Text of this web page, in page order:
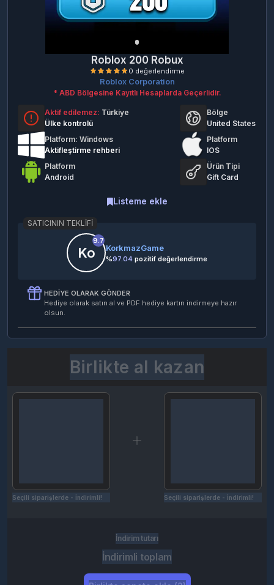
Roblox 200 Robux
0 değerlendirme
Roblox Corporation
* ABD Bölgesine Kayıtlı Hesaplarda Geçerlidir.
Aktif edilemez: Türkiye
Ülke kontrolü
Bölge
United States
Platform: Windows
Aktifleştirme rehberi
Platform
IOS
Platform
Android
Ürün Tipi
Gift Card
Listeme ekle
SATICININ TEKLIFI
9.7
Ko KorkmazGame
%97.04 pozitif değerlendirme
HEDIYE OLARAK GÖNDER
Hediye olarak satın al ve PDF hediye kartın indirmeye hazır
olsun.
Birlikte al kazan
Seçili siparişlerde - İndirimli! Seçili siparişlerde - İndirimli!
İndirim tutarı
İndirimli toplam